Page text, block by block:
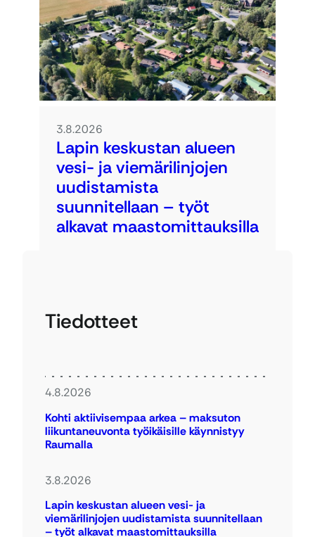
3.8.2026
Lapin keskustan alueen
vesi- ja viemärilinjojen
uudistamista
suunnitellaan – työt
alkavat maastomittauksilla
Tiedotteet
4.8.2026
Kohti aktiivisempaa arkea – maksuton
liikuntaneuvonta työikäisille käynnistyy
Raumalla
3.8.2026
Lapin keskustan alueen vesi- ja
viemärilinjojen uudistamista suunnitellaan
– työt alkavat maastomittauksilla